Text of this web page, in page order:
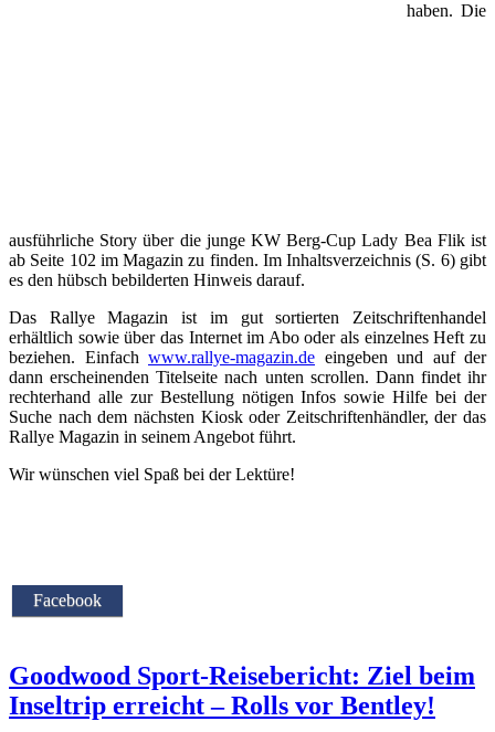
haben. Die
ausführliche Story über die junge KW Berg-Cup Lady Bea Flik ist
ab Seite 102 im Magazin zu finden. Im Inhaltsverzeichnis (S. 6) gibt
es den hübsch bebilderten Hinweis darauf.
Das Rallye Magazin ist im gut sortierten Zeitschriftenhandel
erhältlich sowie über das Internet im Abo oder als einzelnes Heft zu
beziehen. Einfach www.rallye-magazin.de eingeben und auf der
dann erscheinenden Titelseite nach unten scrollen. Dann findet ihr
rechterhand alle zur Bestellung nötigen Infos sowie Hilfe bei der
Suche nach dem nächsten Kiosk oder Zeitschriftenhändler, der das
Rallye Magazin in seinem Angebot führt.
Wir wünschen viel Spaß bei der Lektüre!
Facebook
Goodwood Sport-Reisebericht: Ziel beim
Inseltrip erreicht – Rolls vor Bentley!